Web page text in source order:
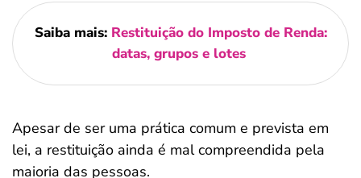
Saiba mais: Restituição do Imposto de Renda:
datas, grupos e lotes
Apesar de ser uma prática comum e prevista em
lei, a restituição ainda é mal compreendida pela
maioria das pessoas.